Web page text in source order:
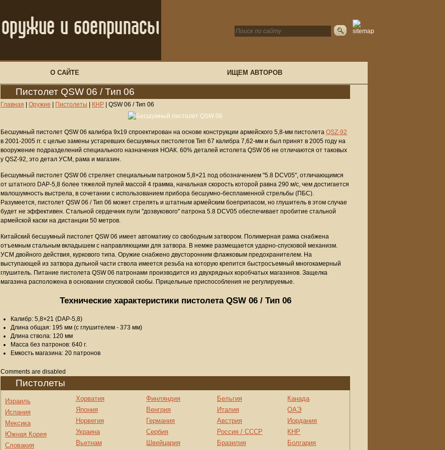
О САЙТЕ ИЩЕМ АВТОРОВ
Пистолет QSW 06 / Тип 06
Главная Оружие Пистолеты КНР QSW 06 / Тип 06
Бесшумный пистолет QSW 06 калибра 9х19 спроектирован на основе конструкции армейского 5,8-мм пистолета QSZ-92
в 2001-2005 гг. с целью замены устаревших бесшумных пистолетов Тип 67 калибра 7,62-мм и был принят в 2005 году на
вооружение подразделений специального назначения НОАК. 60% деталей истолета QSW 06 не отличаются от таковых
у QSZ-92, это детал УСМ, рама и магазин.
Бесшумный пистолет QSW 06 стреляет специальным патроном 5,8×21 под обозначением "5.8 DCV05", отличающимся
от штатного DAP-5,8 более тяжелой пулей массой 4 грамма, начальная скорость которой равна 290 м/с, чем достигается
малошумность выстрела, в сочетании с использованием прибора бесшумно-беспламенной стрельбы (ПБС).
Разумеется, пистолет QSW 06 / Тип 06 может стрелять и штатным армейским боеприпасом, но глушитель в этом случае
будет не эффективен. Стальной сердечник пули "дозвукового" патрона 5.8 DCV05 обеспечивает пробитие стальной
армейской каски на дистанции 50 метров.
Китайский бесшумный пистолет QSW 06 имеет автоматику со свободным затвором. Полимерная рамка снабжена
отъемным стальным вкладышем с направляющими для затвора. В немже размещается ударно-спусковой механизм.
УСМ двойного действия, куркового типа. Оружие снабжено двусторонним флажковым предохранителем. На
выступающей из затвора дульной части ствола имеется резьба на которую крепится быстросъемный многокамерный
глушитель. Питание пистолета QSW 06 патронами производится из двухрядных коробчатых магазинов. Защелка
магазина расположена в основании спусковой скобы. Прицельные приспособления не регулируемые.
Технические характеристики пистолета QSW 06 / Тип 06
Калибр: 5,8×21 (DAP-5,8)
Длина общая: 195 мм (с глушителем - 373 мм)
Длина ствола: 120 мм
Масса без патронов: 640 г.
Емкость магазина: 20 патронов
Comments are disabled
Пистолеты
Израиль
Испания
Мексика
Южная Корея
Словакия
Хорватия
Япония
Норвегия
Украина
Вьетнам
Финляндия
Венгрия
Германия
Сербия
Швейцария
Бельгия
Италия
Австрия
Россия / СССР
Бразилия
Канада
ОАЭ
Иордания
КНР
Болгария